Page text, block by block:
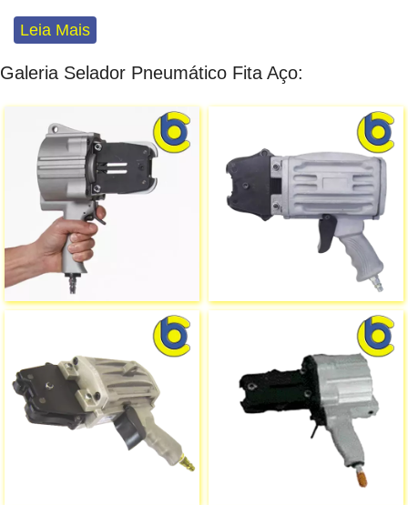
Leia Mais
Galeria Selador Pneumático Fita Aço: